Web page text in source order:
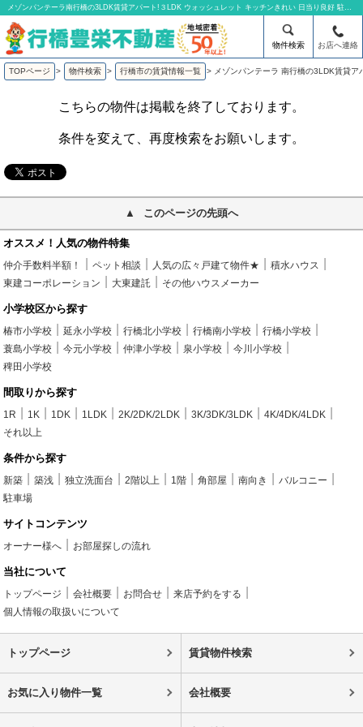
メゾンパンテーラ南行橋の3LDK賃貸アパート!３LDK ウォッシュレット キッチンきれい 日当り良好 駐車場2台付 | 有限会社行橋豊栄不動産
物件検索 お店へ連絡
TOPページ > 物件検索 > 行橋市の賃貸情報一覧 > メゾンパンテーラ 南行橋の3LDK賃貸ア
こちらの物件は掲載を終了しております。
条件を変えて、再度検索をお願いします。
このページの先頭へ
オススメ！人気の物件特集
仲介手数料半額！ ペット相談 人気の広々戸建て物件★
積水ハウス
東建コーポレーション
大東建託 その他ハウスメーカー
小学校区から探す
椿市小学校 延永小学校 行橋北小学校 行橋南小学校
行橋小学校
蓑島小学校
今元小学校 仲津小学校 泉小学校
今川小学校
稗田小学校
間取りから探す
1R 1K 1DK 1LDK 2K/2DK/2LDK 3K/3DK/3LDK
4K/4DK/4LDK
それ以上
条件から探す
新築 築浅 独立洗面台 2階以上 1階 角部屋 南向き
バルコニー
駐車場
サイトコンテンツ
オーナー様へ お部屋探しの流れ
当社について
トップページ 会社概要 お問合せ
来店予約をする
個人情報の取扱いについて
トップページ 賃貸物件検索
お気に入り物件一覧 会社概要